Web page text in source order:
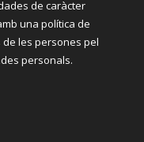
de caràcter
una política de
les persones pel
personals.